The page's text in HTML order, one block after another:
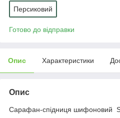
Персиковий
Готово до відправки
Опис Характеристики
Опис
Сарафан-спідниця шифоновий